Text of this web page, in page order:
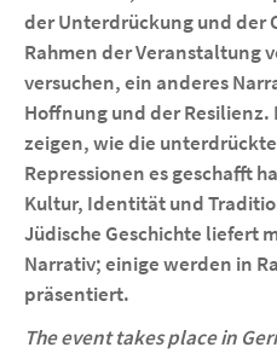
der Unterdrückung und der
Rahmen der Veranstaltung
versuchen, ein anderes
Hoffnung und der Resilienz.
zeigen, wie die
Repressionen es geschafft
Kultur, Identität und
Jüdische Geschichte liefert
Narrativ; einige werden in
präsentiert.
The event takes place in